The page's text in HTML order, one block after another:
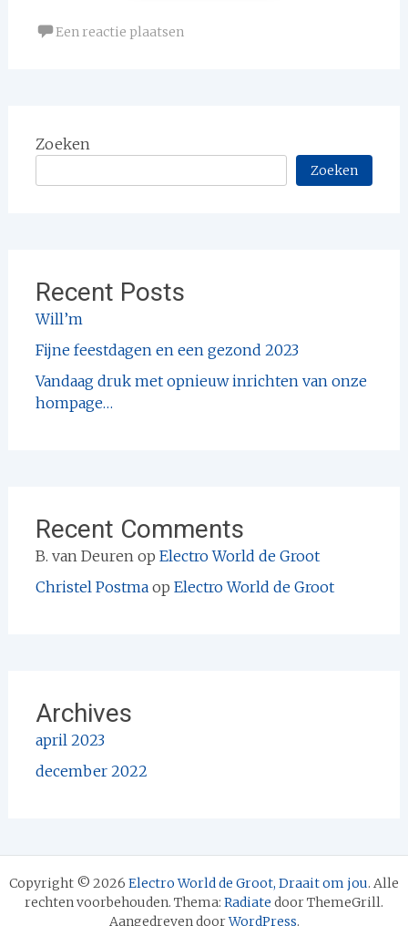
Een reactie plaatsen
Zoeken
Zoeken
Recent Posts
Will’m
Fijne feestdagen en een gezond 2023
Vandaag druk met opnieuw inrichten van onze
hompage…
Recent Comments
B. van Deurenop Electro World de Groot
Christel Postmaop Electro World de Groot
Archives
april 2023
december 2022
Copyright © 2026 Electro World de Groot, Draait om jou. Alle
rechten voorbehouden. Thema: Radiate door ThemeGrill.
Aangedreven doorWordPress.